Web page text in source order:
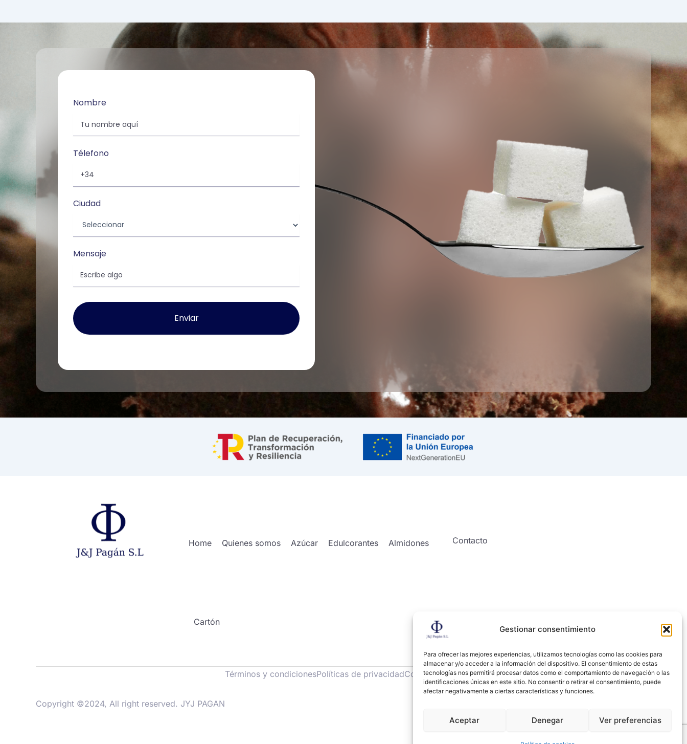
Gestionar consentimiento
Para ofrecer las mejores experiencias, utilizamos tecnologías como las cookies para
almacenar y/o acceder a la información del dispositivo. El consentimiento de estas
tecnologías nos permitirá procesar datos como el comportamiento de navegación o las
identificaciones únicas en este sitio. No consentir o retirar el consentimiento, puede
afectar negativamente a ciertas características y funciones.
Aceptar Denegar Ver preferencias
Nombre
Télefono
Ciudad
Mensaje
Home Quienes somos Azúcar Edulcorantes Almidones
Cartón
Contacto
Copyright ©2024, All right reserved. JYJ PAGAN
Términos y condicionesPolíticas de privacidadCookies